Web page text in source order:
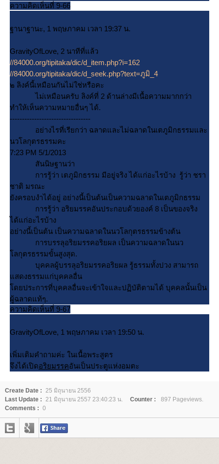
ความคิดเห็นที่ 9-66
ฐานาฐานะ, 1 พฤษภาคม เวลา 19:37 น.
GravityOfLove, 2 นาทีที่แล้ว
//84000.org/tipitaka/dic/d_item.php?i=162
//84000.org/tipitaka/dic/d_seek.php?text=ภูมิ_4
๒ ลิงค์นี้เหมือนกันไม่ใช่หรือคะ
ไม่เหมือนครับ ลิงค์ที่ 2 ด้านล่างมีเนื้อความมากกว่า
ทำให้เห็นความหมายอื่นๆ ได้.
---------------------------------
อย่างไรที่เรียกว่า ฉลาดและไม่ฉลาดในเตภูมิกธรรมและ
นวโลกุตรธรรมคะ
7:23 PM 5/1/2013
สันนิษฐานว่า
การรู้ว่า เตภูมิกธรรม มีอยู่จริง ได้แก่อะไรบ้าง รู้ว่า ชรา
ชาติ มรณะ
ังครอบงำได้อยู่ อย่างนี้เป็นต้นเป็นความฉลาดในเตภูมิกธรรม
การรู้ว่า อริยมรรคอันประกอบด้วยองค์ 8 เป็นของจริง
ได้แก่อะไรบ้าง
อย่างนี้เป็นต้น เป็นความฉลาดในนวโลกุตรธรรมข้างต้น
การบรรลุอริยมรรคอริยผล เป็นความฉลาดในนว
ลกุตรธรรมขั้นสูงสุด.
บุคคลผู้บรรลุอริยมรรคอริยผล รู้ธรรมทั้งปวง สามารถ
สดงธรรมแก่บุคคลอื่น
ดยประการที่บุคคลอื่นจะเข้าใจและปฏิบัติตามได้ บุคคลนั้นเป็น
ผู้ฉลาดแท้ๆ.
ความคิดเห็นที่ 9-67
GravityOfLove, 1 พฤษภาคม เวลา 19:50 น.
เพิ่มเติมคำถามค่ะ ในเนื้อพระสูตร
จึงได้เปิดอริยมรรคอันเป็นประตูแห่งอมตะ
Create Date : 25 มิถุนายน 2556
Last Update : 21 มิถุนายน 2557 23:40:23 น. Counter :
897 Pageviews.
Comments : 0